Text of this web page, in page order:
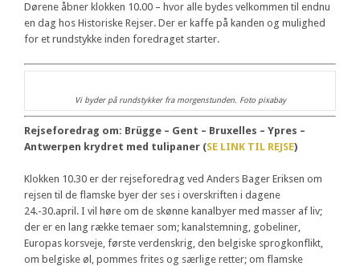
Dørene åbner klokken 10.00 – hvor alle bydes velkommen til endnu
en dag hos Historiske Rejser. Der er kaffe på kanden og mulighed
for et rundstykke inden foredraget starter.
Vi byder på rundstykker fra morgenstunden. Foto pixabay
Rejseforedrag om: Brügge – Gent – Bruxelles – Ypres –
Antwerpen krydret med tulipaner (SE LINK TIL REJSE)
Klokken 10.30 er der rejseforedrag ved Anders Bager Eriksen om
rejsen til de flamske byer der ses i overskriften i dagene
24.-30.april. I vil høre om de skønne kanalbyer med masser af liv;
der er en lang række temaer som; kanalstemning, gobeliner,
Europas korsveje, første verdenskrig, den belgiske sprogkonflikt,
om belgiske øl, pommes frites og særlige retter; om flamske